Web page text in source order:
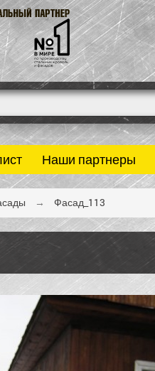
Наши партнеры
→ Фасад_113